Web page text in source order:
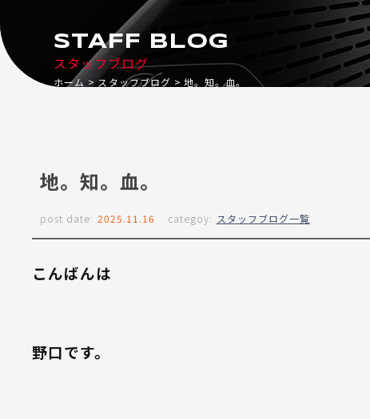
スタッフブログ
STAFF BLOG
ホーム スタッフブログ 地。知。血。
地。知。血。
post date: 2025.11.16 categoy: スタッフブログ一覧
こんばんは
野口です。